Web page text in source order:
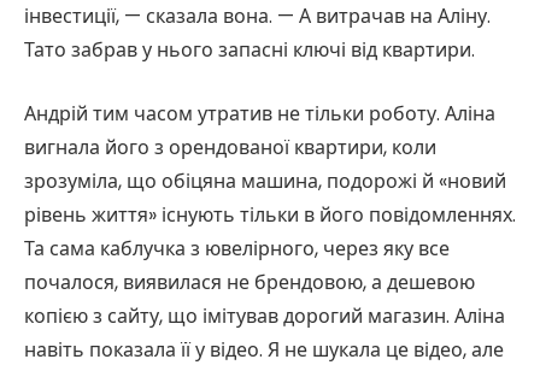
інвестиції, — сказала вона. — А витрачав на Аліну.
Тато забрав у нього запасні ключі від квартири.
Андрій тим часом утратив не тільки роботу. Аліна
вигнала його з орендованої квартири, коли
зрозуміла, що обіцяна машина, подорожі й «новий
рівень життя» існують тільки в його повідомленнях.
Та сама каблучка з ювелірного, через яку все
почалося, виявилася не брендовою, а дешевою
копією з сайту, що імітував дорогий магазин. Аліна
навіть показала її у відео. Я не шукала це відео, але